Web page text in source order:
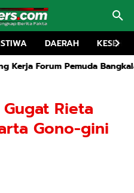
DAERAH
Bangkalan Soroti Proyek
Rieta
Gono-gini